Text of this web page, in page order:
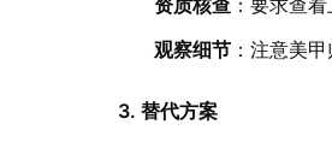
资质核查 ：要求查
观察细节 ：注意美
3. 替代方案